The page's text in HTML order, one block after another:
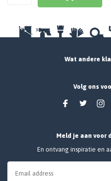
Wat andere
Volg ons
Meld je aan
En ontvang inspiratie en